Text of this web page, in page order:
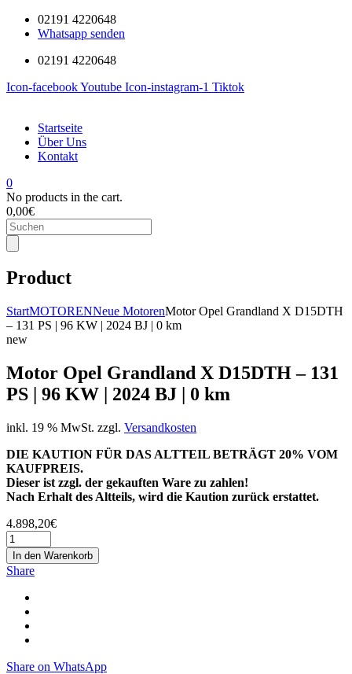
02191 4220648
Whatsapp senden
02191 4220648
Icon-facebookYoutube Icon-instagram-1 Tiktok
Startseite
Über Uns
Kontakt
0
No products in the cart.
0,00€
Products
search
Product
StartMOTORENNeue MotorenMotor Opel Grandland X D15DTH
– 131 PS | 96 KW | 2024 BJ | 0 km
new
Motor Opel Grandland X D15DTH – 131
PS | 96 KW | 2024 BJ | 0 km
inkl. 19 % MwSt. zzgl. Versandkosten
DIE KAUTION FÜR DAS ALTTEIL BETRÄGT 20% VOM
KAUFPREIS.
Dieser ist zzgl. der gekauften Ware zu zahlen!
Nach Erhalt des Altteils, wird die Kaution zurück erstattet.
4.898,20€
In den Warenkorb
Share
Share on WhatsApp